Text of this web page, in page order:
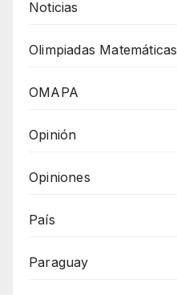
Noticias
Olimpiadas Matemáticas
OMAPA
Opinión
Opiniones
País
Paraguay